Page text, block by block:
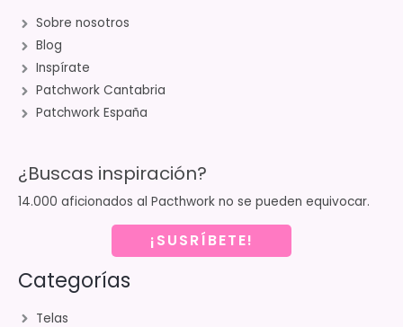
Sobre nosotros
Blog
Inspírate
Patchwork Cantabria
Patchwork España
¿Buscas inspiración?
14.000 aficionados al Pacthwork no se pueden equivocar.
¡SUSRÍBETE!
Categorías
Telas